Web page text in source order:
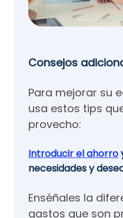
Consejos
Para mejorar su
usa estos tips
provecho:
Introducir el ahorro
necesidades y
Enséñales la
gastos que son